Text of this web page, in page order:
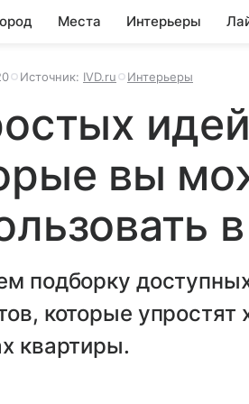
Места Интерьеры
Источник: IVD.ru Интерьеры
вы
подборку
которые упростят
квартиры.